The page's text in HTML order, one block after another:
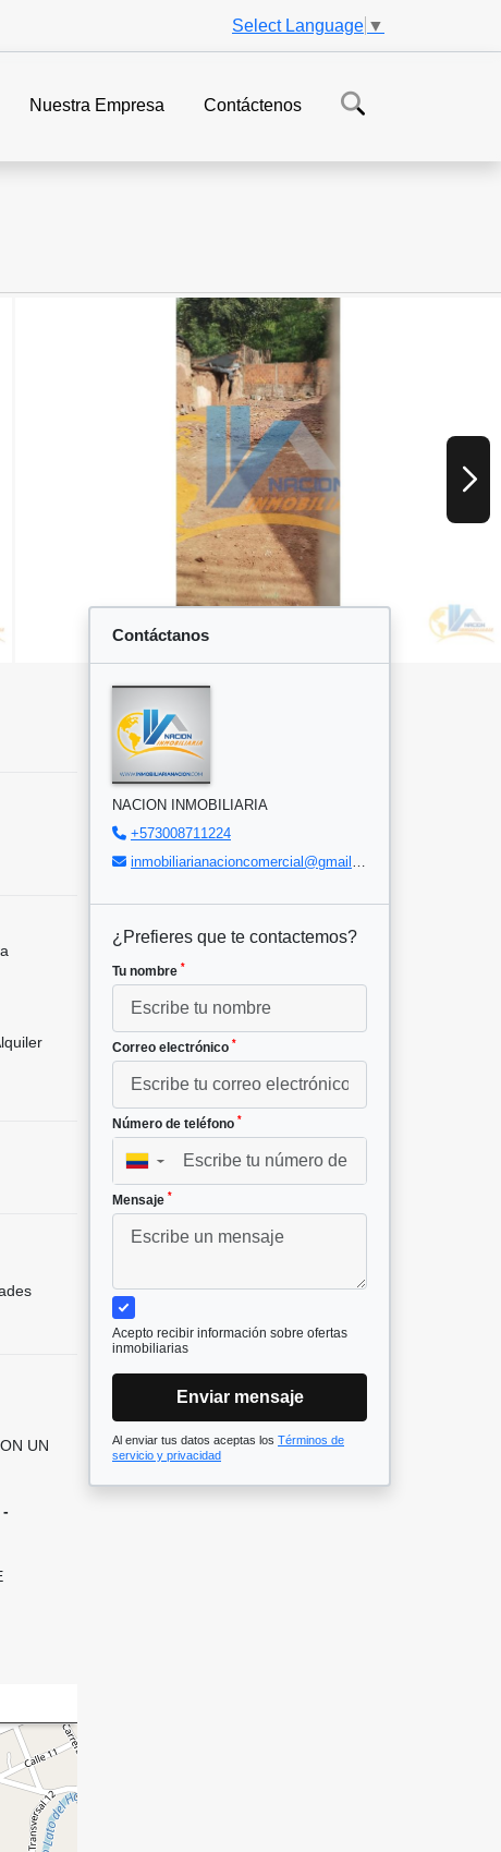
Select Language ▼
Nuestra Empresa Contáctenos
UN
-
Contáctanos
NACION INMOBILIARIA
+573008711224
inmobiliarianacioncomercial@gmail.com
¿Prefieres que te contactemos?
Tu nombre *
Correo electrónico *
Número de teléfono *
▼
Mensaje *
Acepto recibir información sobre ofertas
inmobiliarias
Enviar mensaje
Al enviar tus datos aceptas los Términos de
servicio y privacidad